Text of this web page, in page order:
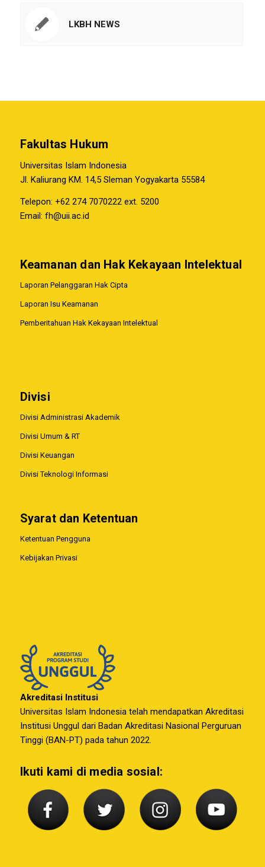
LKBH NEWS
Fakultas Hukum
Universitas Islam Indonesia
Jl. Kaliurang KM. 14,5 Sleman Yogyakarta 55584
Telepon: +62 274 7070222 ext. 5200
Email: fh@uii.ac.id
Keamanan dan Hak Kekayaan Intelektual
Laporan Pelanggaran Hak Cipta
Laporan Isu Keamanan
Pemberitahuan Hak Kekayaan Intelektual
Divisi
Divisi Administrasi Akademik
Divisi Umum & RT
Divisi Keuangan
Divisi Teknologi Informasi
Syarat dan Ketentuan
Ketentuan Pengguna
Kebijakan Privasi
Akreditasi Institusi
Universitas Islam Indonesia telah mendapatkan Akreditasi
Institusi Unggul dari Badan Akreditasi Nasional Perguruan
Tinggi (BAN-PT) pada tahun 2022.
Ikuti kami di media sosial: